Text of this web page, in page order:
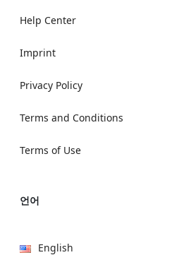
Help Center
Imprint
Privacy Policy
Terms and Conditions
Terms of Use
언어
English